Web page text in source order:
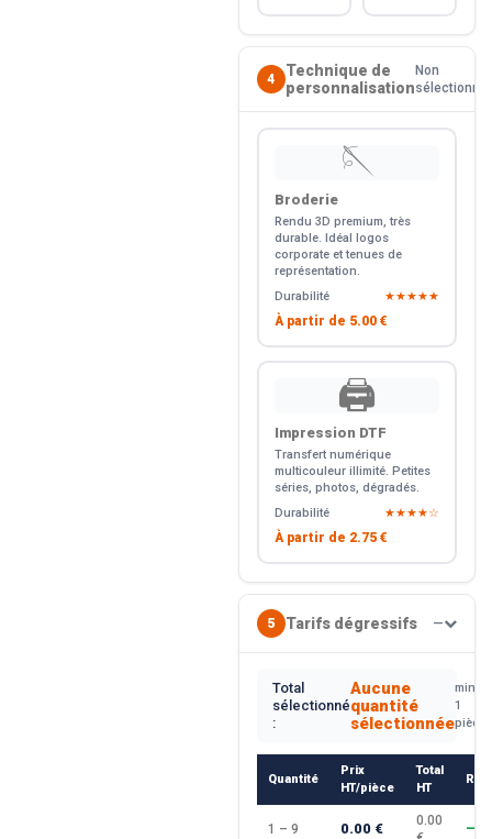
4
Technique de
personnalisation
Non
sélectionné
🪡
Broderie
Rendu 3D premium, très
durable. Idéal logos
corporate et tenues de
représentation.
Durabilité
★★★★★
À partir de 5.00 €
🖨️
Impression DTF
Transfert numérique
multicouleur illimité. Petites
séries, photos, dégradés.
Durabilité
★★★★☆
À partir de 2.75 €
5 Tarifs dégressifs —
Total
sélectionné
:
Aucune
quantité
sélectionnée
min.
1
pièce
Quantité
Prix
HT/pièce
Total
HT
1 – 9 0.00 €
0.00
—